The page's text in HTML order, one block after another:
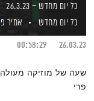
כל יום מחדש – 26.3.23
כל יום מחדש
אמיר
26.03.23
00:58:29
שעה של מוזיקה
פרי